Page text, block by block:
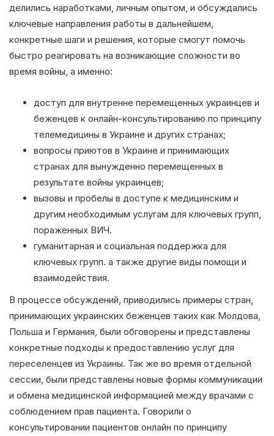
делились наработками, личным опытом, и обсуждались
ключевые направления работы в дальнейшем,
конкретные шаги и решения, которые смогут помочь
быстро реагировать на возникающие сложности во
время войны, а именно:
доступ для внутренне перемещенных украинцев и
беженцев к онлайн-консультированию по принципу
телемедицины в Украине и других странах;
вопросы приютов в Украине и принимающих
странах для вынужденно перемещенных в
результате войны украинцев;
вызовы и пробелы в доступе к медицинским и
другим необходимым услугам для ключевых групп,
пораженных ВИЧ.
гуманитарная и социальная поддержка для
ключевых групп. а также другие виды помощи и
взаимодействия.
В процессе обсуждений, приводились примеры стран,
принимающих украинских беженцев таких как Молдова,
Польша и Германия, были обговорены и представлены
конкретные подходы к предоставлению услуг для
переселенцев из Украины. Так же во время отдельной
сессии, были представлены новые формы коммуникации
и обмена медицинской информацией между врачами с
соблюдением прав пациента. Говорили о
консультировании пациентов онлайн по принципу